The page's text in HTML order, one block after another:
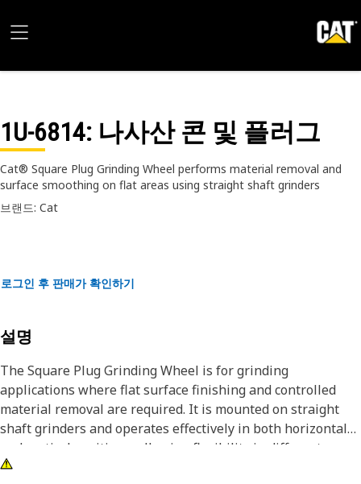
1U-6814: 나사산 콘 및 플러그
Cat® Square Plug Grinding Wheel performs material removal and
surface smoothing on flat areas using straight shaft grinders
브랜드: Cat
로그인 후 판매가 확인하기
설명
The Square Plug Grinding Wheel is for grinding
applications where flat surface finishing and controlled
material removal are required. It is mounted on straight
shaft grinders and operates effectively in both horizontal
and vertical positions, allowing flexibility in different
working orientations. The square plug shape provides